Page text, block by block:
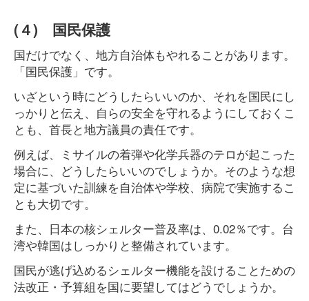
(４) 国民保護
国だけでなく、地方自治体もやれることがあります。
「国民保護」です。
いざという時にどうしたらいいのか、それを国民にし
っかりと伝え、自らの安全を守れるようにしておくこ
とも、首長と地方議員の責任です。
例えば、ミサイルの着弾や化学兵器のテロが起こった
場合に、どうしたらいいのでしょうか。そのような想
定に基づいた訓練を自治体や学校、病院で実施するこ
とも大切です。
また、日本の核シェルター普及率は、0.02％です。台
湾や韓国はしっかりと整備されています。
国民が逃げ込めるシェルター機能を設けることための
法改正・予算組を国に要望してはどうでしょうか。